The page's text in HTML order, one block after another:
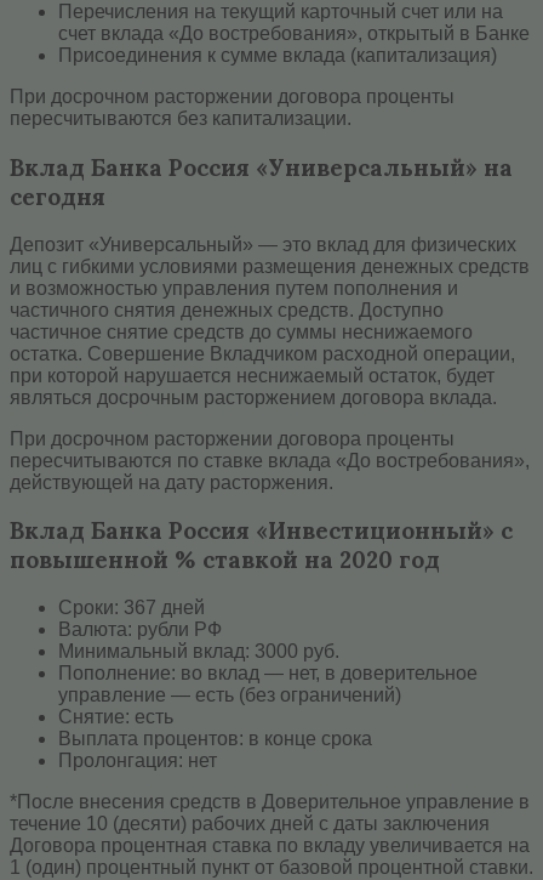
Перечисления на текущий карточный счет или на
счет вклада «До востребования», открытый в Банке
Присоединения к сумме вклада (капитализация)
При досрочном расторжении договора проценты
пересчитываются без капитализации.
Вклад Банка Россия «Универсальный» на
сегодня
Депозит «Универсальный» — это вклад для физических
лиц с гибкими условиями размещения денежных средств
и возможностью управления путем пополнения и
частичного снятия денежных средств. Доступно
частичное снятие средств до суммы неснижаемого
остатка. Совершение Вкладчиком расходной операции,
при которой нарушается неснижаемый остаток, будет
являться досрочным расторжением договора вклада.
При досрочном расторжении договора проценты
пересчитываются по ставке вклада «До востребования»,
действующей на дату расторжения.
Вклад Банка Россия «Инвестиционный» с
повышенной % ставкой на 2020 год
Сроки: 367 дней
Валюта: рубли РФ
Минимальный вклад: 3000 руб.
Пополнение: во вклад — нет, в доверительное
управление — есть (без ограничений)
Снятие: есть
Выплата процентов: в конце срока
Пролонгация: нет
*После внесения средств в Доверительное управление в
течение 10 (десяти) рабочих дней с даты заключения
Договора процентная ставка по вкладу увеличивается на
1 (один) процентный пункт от базовой процентной ставки.